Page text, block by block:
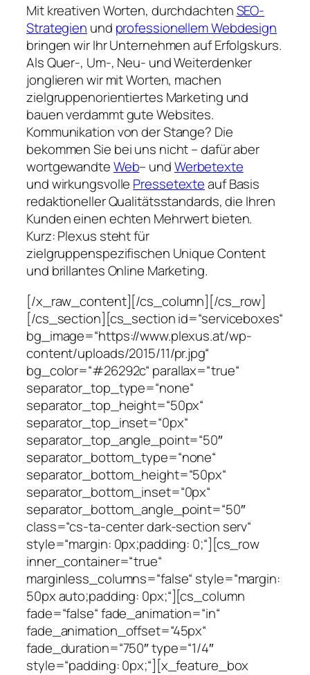
Mit kreativen Worten, durchdachtenSEO-
Strategien und professionellem Webdesign
bringen wir Ihr Unternehmen auf Erfolgskurs.
Als Quer-, Um-, Neu- und Weiterdenker
jonglieren wir mit Worten, machen
zielgruppenorientiertes Marketing und
bauen verdammt gute Websites.
Kommunikation von der Stange? Die
bekommen Sie bei uns nicht – dafür aber
wortgewandteWeb– undWerbetexte
und wirkungsvolle Pressetexteauf Basis
redaktioneller Qualitätsstandards, die Ihren
Kunden einen echten Mehrwert bieten.
Kurz: Plexus steht für
zielgruppenspezifischen Unique Content
und brillantes Online Marketing.
[/x_raw_content][/cs_column][/cs_row]
[/cs_section][cs_section id=“serviceboxes“
bg_image=“https://www.plexus.at/wp-
content/uploads/2015/11/pr.jpg“
bg_color=“#26292c“ parallax=“true“
separator_top_type=“none“
separator_top_height=“50px“
separator_top_inset=“0px“
separator_top_angle_point=“50″
separator_bottom_type=“none“
separator_bottom_height=“50px“
separator_bottom_inset=“0px“
separator_bottom_angle_point=“50″
class=“cs-ta-center dark-section serv“
style=“margin: 0px;padding: 0;“][cs_row
inner_container=“true“
marginless_columns=“false“ style=“margin:
50px auto;padding: 0px;“][cs_column
fade=“false“ fade_animation=“in“
fade_animation_offset=“45px“
fade_duration=“750″ type=“1/4″
style=“padding: 0px;“][x_feature_box